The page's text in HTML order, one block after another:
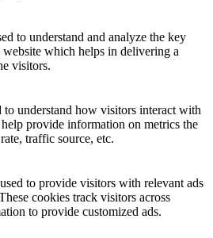
to understand and analyze the key
which helps in delivering a
visitors.
to understand how visitors interact with
provide information on metrics the
traffic source, etc.
to provide visitors with relevant ads
cookies track visitors across
to provide customized ads.